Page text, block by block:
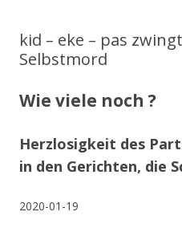
kid – eke – pas
Selbstmord
Wie viele noch ?
Herzlosigkeit des
in den Gerichten, die
2020-01-19